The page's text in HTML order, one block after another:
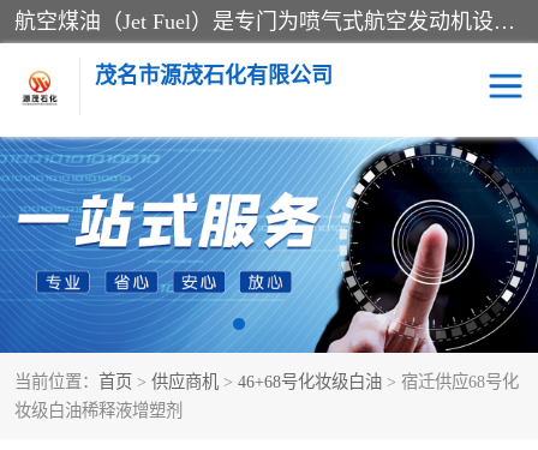
航空煤油（Jet Fuel）是专门为喷气式航空发动机设计的高纯度燃料，主要分为Jet A、Jet A-1和Jet B等类型。其特点是闪点高、低温流动性好，并添加了抗静电剂和抗氧化剂以确保飞行安全。航空煤油需
茂名市源茂石化有限公司
当前位置： 首页 > 供应商机 > 46+68号化妆级白油 > 宿迁供应68号化
妆级白油稀释液增塑剂
RP3航空煤油 D20+D30溶剂油
D40+D60溶剂油 D80+D100溶剂油
6号+120号溶剂油 260号溶剂油
异构烷烃 天然乳胶